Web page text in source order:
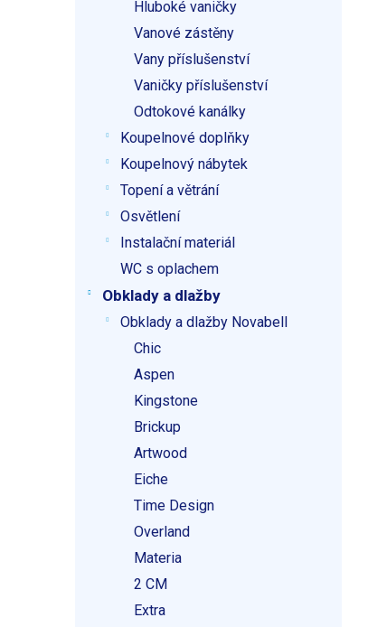
Hluboké vaničky
Vanové zástěny
Vany příslušenství
Vaničky příslušenství
Odtokové kanálky
Koupelnové doplňky
Koupelnový nábytek
Topení a větrání
Osvětlení
Instalační materiál
WC s oplachem
Obklady a dlažby
Obklady a dlažby Novabell
Chic
Aspen
Kingstone
Brickup
Artwood
Eiche
Time Design
Overland
Materia
2 CM
Extra